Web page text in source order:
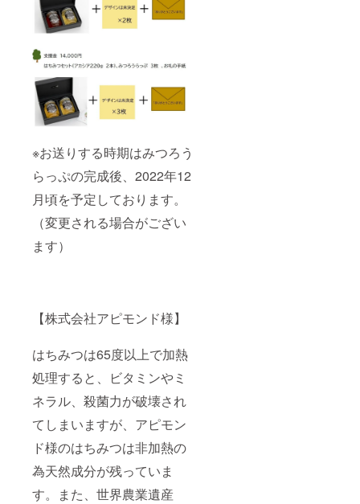
※お送りする時期はみつろう
らっぷの完成後、2022年12
月頃を予定しております。
（変更される場合がござい
ます）
【株式会社アピモンド様】
はちみつは65度以上で加熱
処理すると、ビタミンやミ
ネラル、殺菌力が破壊され
てしまいますが、アピモン
ド様のはちみつは非加熱の
為天然成分が残っていま
す。また、世界農業遺産